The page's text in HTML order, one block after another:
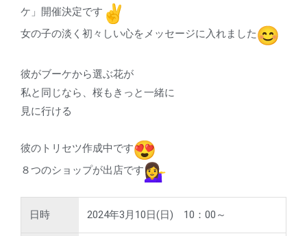
ケ」開催決定です
女の子の淡く初々しい心をメッセージに入れました
彼がブーケから選ぶ花が
私と同じなら、桜もきっと一緒に
見に行ける
彼のトリセツ作成中です
８つのショップが出店です
日時 2024年3月10日(日) 10：00～